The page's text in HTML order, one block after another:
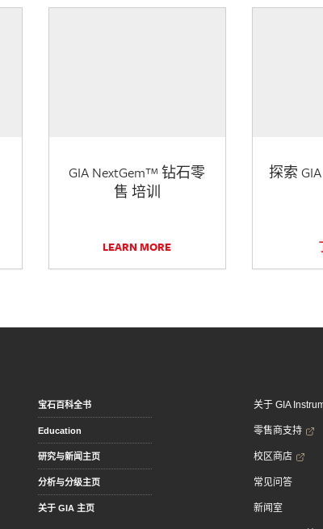
GIA NextGem™ 钻石零
售 培训
LEARN MORE
探索
宝石百科全书
Education
研究与新闻主页
分析与分级主页
关于 GIA 主页
关于 GIA
零售商支持
校区商店
常见问答
新闻室